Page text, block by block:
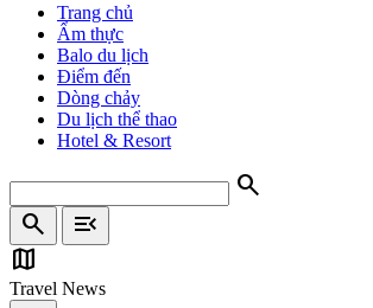
Trang chủ
Ẩm thực
Balo du lịch
Điểm đến
Dòng chảy
Du lịch thể thao
Hotel & Resort
search
search
menu_open
map
Travel News